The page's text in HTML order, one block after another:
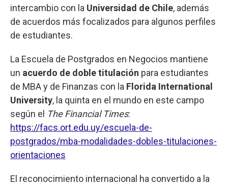
intercambio con la Universidad de Chile, además
de acuerdos más focalizados para algunos perfiles
de estudiantes.
La Escuela de Postgrados en Negocios mantiene
un acuerdo de doble titulación para estudiantes
de MBA y de Finanzas con la Florida International
University, la quinta en el mundo en este campo
según el The Financial Times:
https://facs.ort.edu.uy/escuela-de-
postgrados/mba-modalidades-dobles-titulaciones-
orientaciones
El reconocimiento internacional ha convertido a la